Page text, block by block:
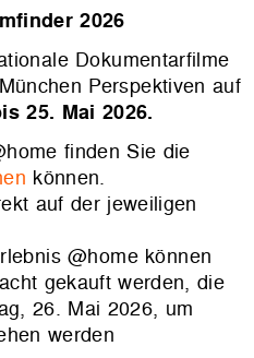
2026
Dokumentarfilme
Perspektiven auf
25. Mai 2026.
finden Sie die
können.
auf der jeweiligen
@home können
gekauft werden, die
26. Mai 2026, um
werden